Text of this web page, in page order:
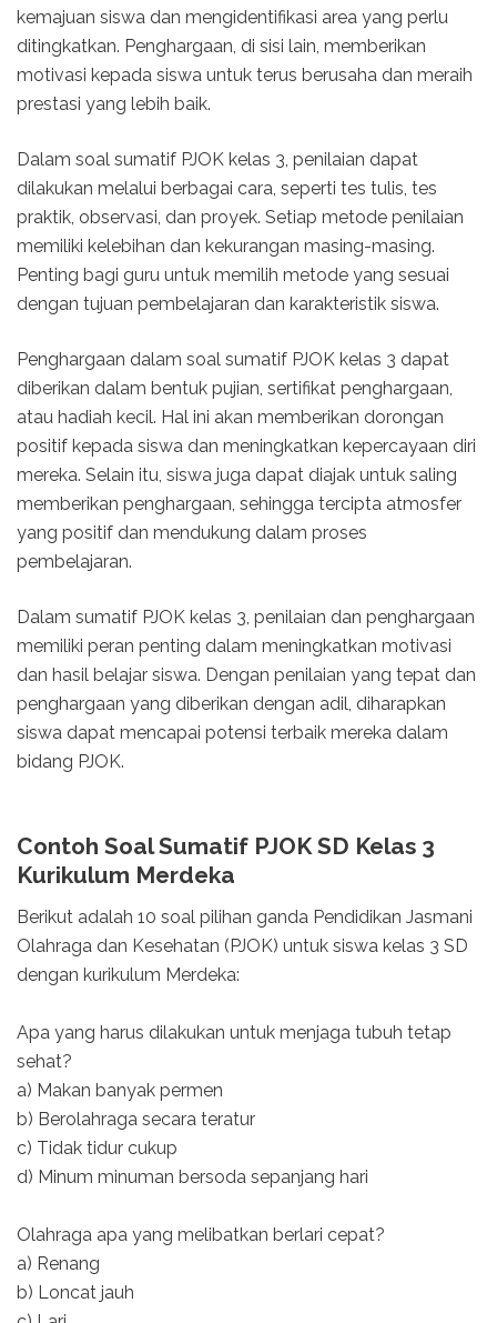
kemajuan siswa dan mengidentifikasi area yang perlu
ditingkatkan. Penghargaan, di sisi lain, memberikan
motivasi kepada siswa untuk terus berusaha dan meraih
prestasi yang lebih baik.
Dalam soal sumatif PJOK kelas 3, penilaian dapat
dilakukan melalui berbagai cara, seperti tes tulis, tes
praktik, observasi, dan proyek. Setiap metode penilaian
memiliki kelebihan dan kekurangan masing-masing.
Penting bagi guru untuk memilih metode yang sesuai
dengan tujuan pembelajaran dan karakteristik siswa.
Penghargaan dalam soal sumatif PJOK kelas 3 dapat
diberikan dalam bentuk pujian, sertifikat penghargaan,
atau hadiah kecil. Hal ini akan memberikan dorongan
positif kepada siswa dan meningkatkan kepercayaan diri
mereka. Selain itu, siswa juga dapat diajak untuk saling
memberikan penghargaan, sehingga tercipta atmosfer
yang positif dan mendukung dalam proses
pembelajaran.
Dalam sumatif PJOK kelas 3, penilaian dan penghargaan
memiliki peran penting dalam meningkatkan motivasi
dan hasil belajar siswa. Dengan penilaian yang tepat dan
penghargaan yang diberikan dengan adil, diharapkan
siswa dapat mencapai potensi terbaik mereka dalam
bidang PJOK.
Contoh Soal Sumatif PJOK SD Kelas 3
Kurikulum Merdeka
Berikut adalah 10 soal pilihan ganda Pendidikan Jasmani
Olahraga dan Kesehatan (PJOK) untuk siswa kelas 3 SD
dengan kurikulum Merdeka:
Apa yang harus dilakukan untuk menjaga tubuh tetap
sehat?
a) Makan banyak permen
b) Berolahraga secara teratur
c) Tidak tidur cukup
d) Minum minuman bersoda sepanjang hari
Olahraga apa yang melibatkan berlari cepat?
a) Renang
b) Loncat jauh